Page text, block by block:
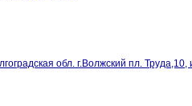
обл. г.Волжский пл. Труда,10,